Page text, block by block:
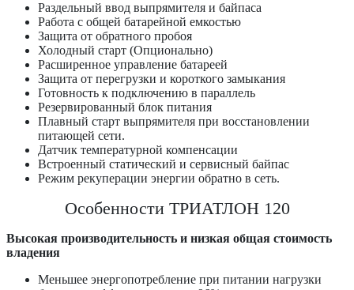
Раздельный ввод выпрямителя и байпаса
Работа с общей батарейной емкостью
Защита от обратного пробоя
Холодный старт (Опционально)
Расширенное управление батареей
Защита от перегрузки и короткого замыкания
Готовность к подключению в параллель
Резервированный блок питания
Плавный старт выпрямителя при восстановлении
питающей сети.
Датчик температурной компенсации
Встроенный статический и сервисный байпас
Режим рекуперации энергии обратно в сеть.
Особенности ТРИАТЛОН 120
Высокая производительность и низкая общая стоимость
владения
Меньшее энергопотребление при питании нагрузки